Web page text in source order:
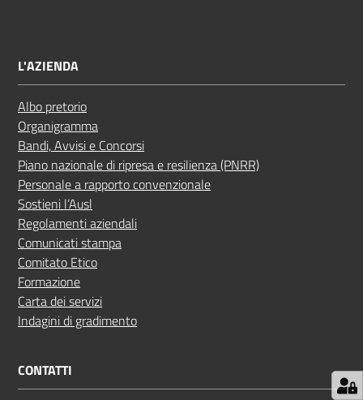
Novità
Scuole
Imprese
ed Enti
Seguici
su
L'AZIENDA
Albo pretorio
Organigramma
Bandi, Avvisi e Concorsi
Piano nazionale di ripresa e resilienza (PNRR)
Personale a rapporto convenzionale
Sostieni l’Ausl
Regolamenti aziendali
Comunicati stampa
Comitato Etico
Formazione
Carta dei servizi
Indagini di gradimento
CONTATTI